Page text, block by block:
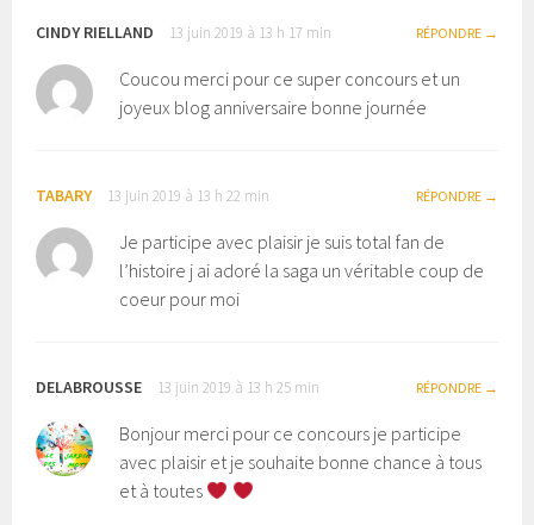
CINDY RIELLAND 13 juin 2019 à 13 h 17 min RÉPONDRE
Coucou merci pour ce super concours et un
joyeux blog anniversaire bonne journée
TABARY 13 juin 2019 à 13 h 22 min RÉPONDRE
Je participe avec plaisir je suis total fan de
l’histoire j ai adoré la saga un véritable coup de
coeur pour moi
DELABROUSSE 13 juin 2019 à 13 h 25 min RÉPONDRE
Bonjour merci pour ce concours je participe
avec plaisir et je souhaite bonne chance à tous
et à toutes